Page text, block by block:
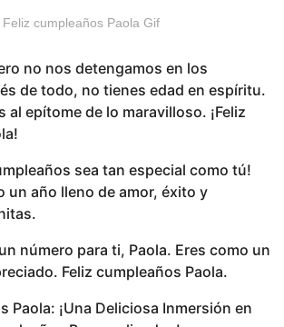
Feliz cumpleaños Paola Gif
no nos detengamos en los
de todo, no tienes edad en espíritu.
al epítome de lo maravilloso. ¡Feliz
sea tan especial como tú!
un año lleno de amor, éxito y
número para ti, Paola. Eres como un
Feliz cumpleaños Paola.
Paola: ¡Una Deliciosa Inmersión en